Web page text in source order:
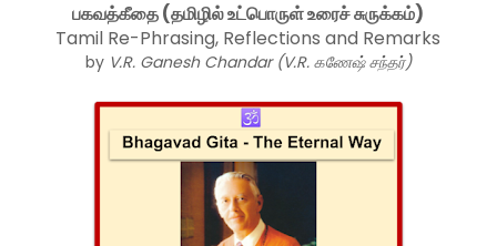
பகவத்கீதை (தமிழில் உட்பொருள் உரைச் சுருக்கம்)
Tamil Re-Phrasing, Reflections and Remarks
by V.R. Ganesh Chandar (V.R. கணேஷ் சந்தர்)